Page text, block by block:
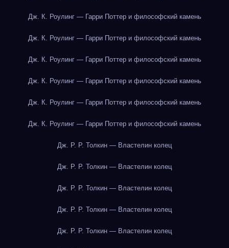
Дж. К. Роулинг — Гарри Поттер и философский камень
Дж. К. Роулинг — Гарри Поттер и философский камень
Дж. К. Роулинг — Гарри Поттер и философский камень
Дж. К. Роулинг — Гарри Поттер и философский камень
Дж. К. Роулинг — Гарри Поттер и философский камень
Дж. К. Роулинг — Гарри Поттер и философский камень
Дж. Р. Р. Толкин — Властелин колец
Дж. Р. Р. Толкин — Властелин колец
Дж. Р. Р. Толкин — Властелин колец
Дж. Р. Р. Толкин — Властелин колец
Дж. Р. Р. Толкин — Властелин колец